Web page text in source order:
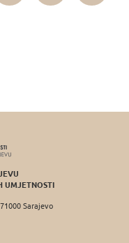
UMJETNOSTI
Sarajevo